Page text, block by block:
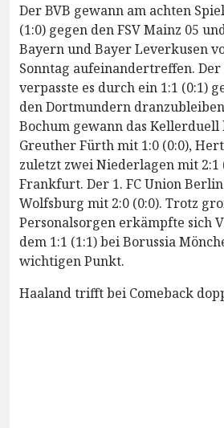
Der BVB gewann am achten
(1:0) gegen den FSV Mainz 05
Bayern und Bayer Leverkusen
Sonntag aufeinandertreffen. Der
verpasste es durch ein 1:1 (0:1)
den Dortmundern
Bochum gewann das Kellerduell
Greuther Fürth mit 1:0 (0:0),
zuletzt zwei Niederlagen mit 2:1
Frankfurt. Der 1. FC Union
Wolfsburg mit 2:0 (0:0). Trotz
Personalsorgen erkämpfte sich
dem 1:1 (1:1) bei Borussia
wichtigen Punkt.
Haaland trifft bei Comeback